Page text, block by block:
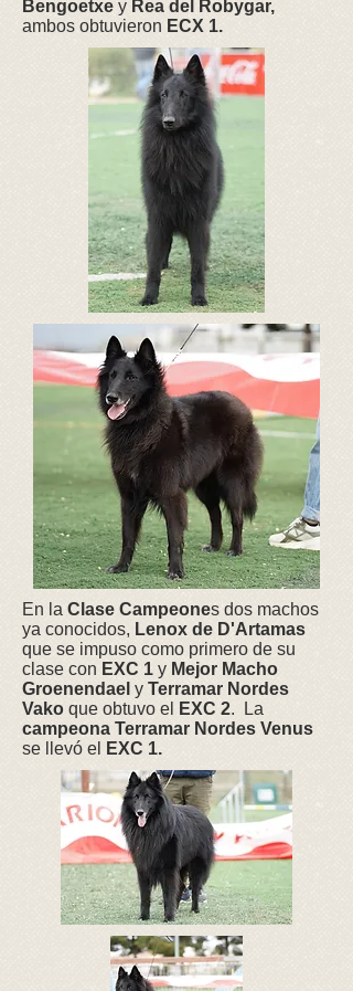
Bengoetxe y Rea del Robygar,
ambos obtuvieron ECX 1.
En la Clase Campeones dos machos
ya conocidos, Lenox de D'Artamas
que se impuso como primero de su
clase con EXC 1 y Mejor Macho
Groenendael y Terramar Nordes
Vako que obtuvo el EXC 2. La
campeona Terramar Nordes Venus
se llevó el
EXC 1.